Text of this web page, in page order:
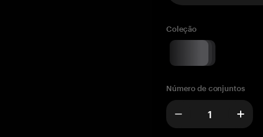
Coleção
Número de conjuntos